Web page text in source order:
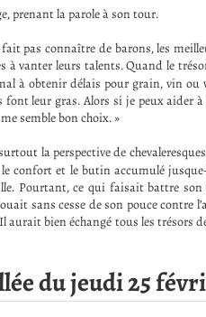
prenant la parole à son tour.
pas connaître de barons, les
à vanter leurs talents. Quand le
à obtenir délais pour grain, vin ou
font leur gras. Alors si je peux aider
semble bon choix. »
la perspective de
confort et le butin accumulé
Pourtant, ce qui faisait battre
sans cesse de son pouce contre
bien échangé tous les trésors
du jeudi 25